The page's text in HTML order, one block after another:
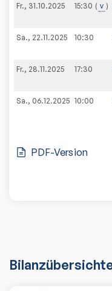
Fr., 31.10.2025 15:30 v
Sa., 22.11.2025 10:30
Fr., 28.11.2025 17:30
Sa., 06.12.2025 10:00
PDF-Version